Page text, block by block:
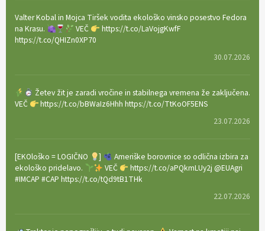
Valter Kobal in Mojca Tiršek vodita ekološko vinsko posestvo Fedora
na Krasu.
VEČ
https://t.co/LaVojgKwfF
https://t.co/QHIZn0XP70
30.07.2026
Žetev žit je zaradi vročine in stabilnega vremena že zaključena.
VEČ
https://t.co/bBWaIz6Hhh https://t.co/TtKoOF5ENS
23.07.2026
[EKOloško = LOGIČNO ]
Ameriške borovnice so odlična izbira za
ekološko pridelavo.
VEČ
https://t.co/aPQkmLUy2j @EUAgri
#IMCAP #CAP https://t.co/tQd9tB1THk
22.07.2026